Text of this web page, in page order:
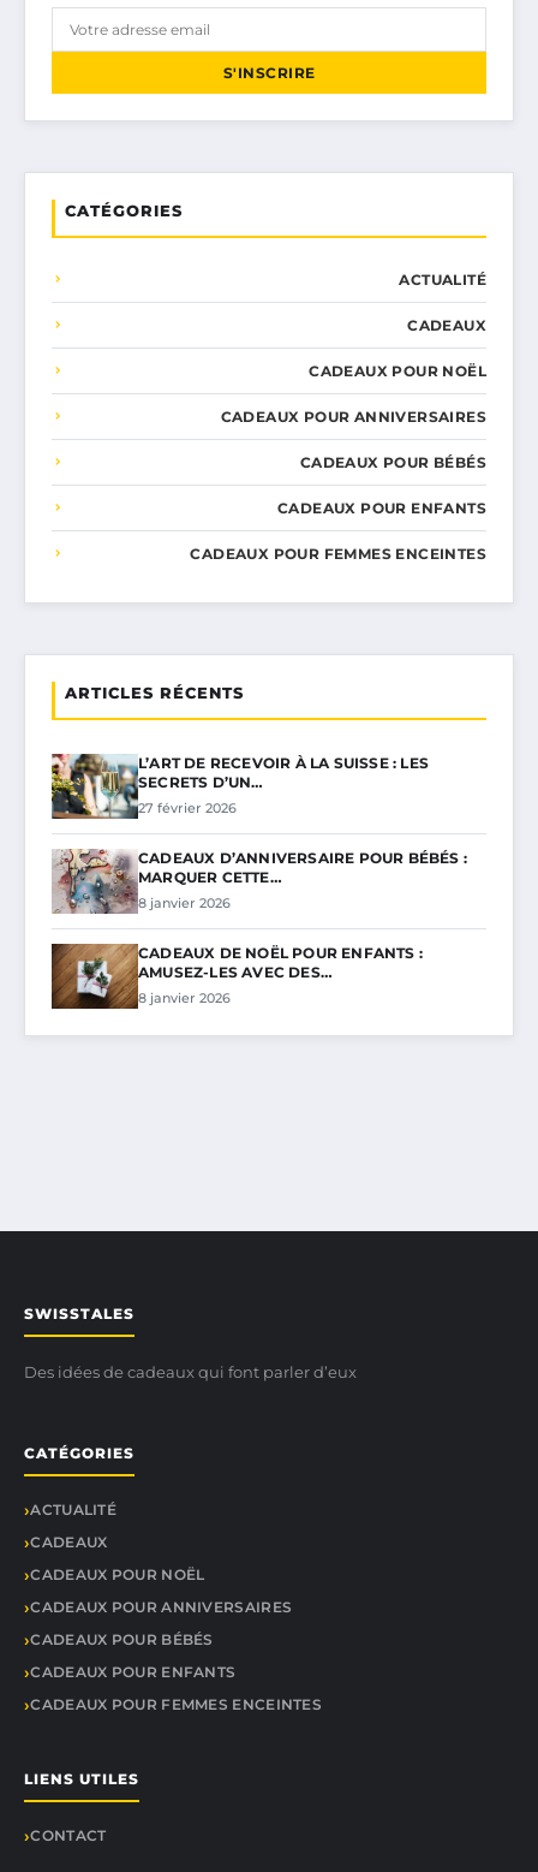
S'INSCRIRE
CATÉGORIES
ACTUALITÉ
CADEAUX
CADEAUX POUR NOËL
CADEAUX POUR ANNIVERSAIRES
CADEAUX POUR BÉBÉS
CADEAUX POUR ENFANTS
CADEAUX POUR FEMMES ENCEINTES
ARTICLES RÉCENTS
L’ART DE RECEVOIR À LA SUISSE : LES
SECRETS D’UN…
27 février 2026
CADEAUX D’ANNIVERSAIRE POUR BÉBÉS :
MARQUER CETTE…
8 janvier 2026
CADEAUX DE NOËL POUR ENFANTS :
AMUSEZ-LES AVEC DES…
8 janvier 2026
SWISSTALES
Des idées de cadeaux qui font parler d’eux
CATÉGORIES
ACTUALITÉ
CADEAUX
CADEAUX POUR NOËL
CADEAUX POUR ANNIVERSAIRES
CADEAUX POUR BÉBÉS
CADEAUX POUR ENFANTS
CADEAUX POUR FEMMES ENCEINTES
LIENS UTILES
CONTACT